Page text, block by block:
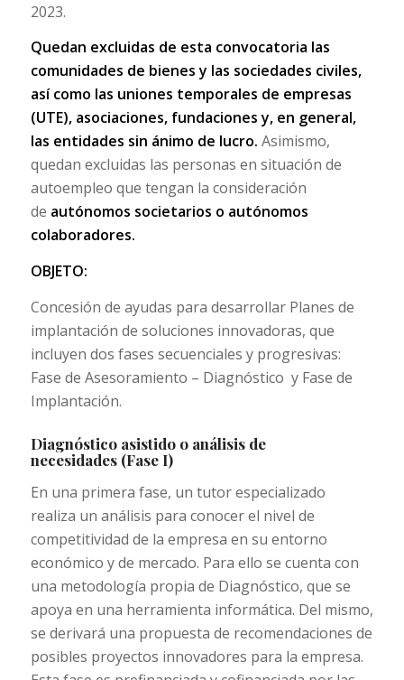
2023.
Quedan excluidas de esta convocatoria las
comunidades de bienes y las sociedades civiles,
así como las uniones temporales de empresas
(UTE), asociaciones, fundaciones y, en general,
las entidades sin ánimo de lucro. Asimismo,
quedan excluidas las personas en situación de
autoempleo que tengan la consideración
de autónomos societarios o autónomos
colaboradores.
OBJETO:
Concesión de ayudas para desarrollar Planes de
implantación de soluciones innovadoras, que
incluyen dos fases secuenciales y progresivas:
Fase de Asesoramiento – Diagnóstico y Fase de
Implantación.
Diagnóstico asistido o análisis de
necesidades (Fase I)
En una primera fase, un tutor especializado
realiza un análisis para conocer el nivel de
competitividad de la empresa en su entorno
económico y de mercado. Para ello se cuenta con
una metodología propia de Diagnóstico, que se
apoya en una herramienta informática. Del mismo,
se derivará una propuesta de recomendaciones de
posibles proyectos innovadores para la empresa.